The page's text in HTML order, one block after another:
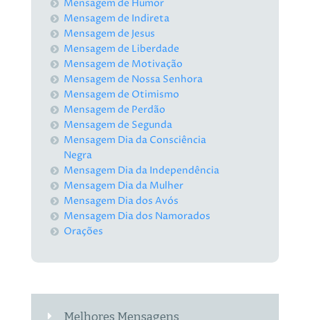
Mensagem de Humor
Mensagem de Indireta
Mensagem de Jesus
Mensagem de Liberdade
Mensagem de Motivação
Mensagem de Nossa Senhora
Mensagem de Otimismo
Mensagem de Perdão
Mensagem de Segunda
Mensagem Dia da Consciência
Negra
Mensagem Dia da Independência
Mensagem Dia da Mulher
Mensagem Dia dos Avós
Mensagem Dia dos Namorados
Orações
Melhores Mensagens